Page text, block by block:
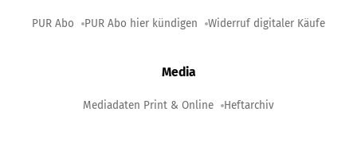
PUR Abo PUR Abo hier kündigen Widerruf digitaler Käufe
Media
Mediadaten Print & Online Heftarchiv